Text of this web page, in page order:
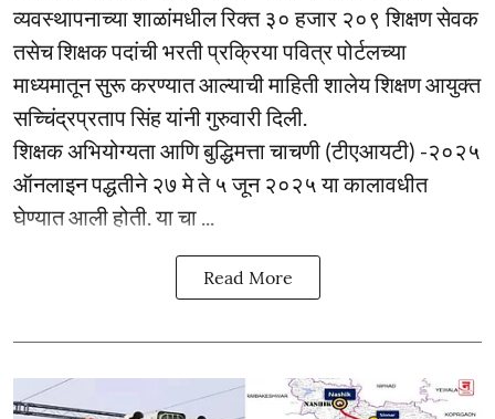
व्यवस्थापनाच्या शाळांमधील रिक्त ३० हजार २०९ शिक्षण सेवक
तसेच शिक्षक पदांची भरती प्रक्रिया पवित्र पोर्टलच्या
माध्यमातून सुरू करण्यात आल्याची माहिती शालेय शिक्षण आयुक्त
सच्चिंद्रप्रताप सिंह यांनी गुरुवारी दिली.
शिक्षक अभियोग्यता आणि बुद्धिमत्ता चाचणी (टीएआयटी) -२०२५
ऑनलाइन पद्धतीने २७ मे ते ५ जून २०२५ या कालावधीत
घेण्यात आली होती. या चा ...
Read More